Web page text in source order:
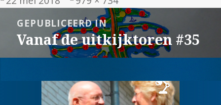
grootte
navigatieGEPUBLICEERD IN
Vanaf de uitkijktoren #35